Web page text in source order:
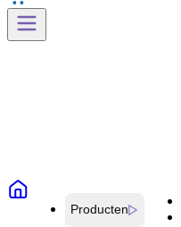
Producten